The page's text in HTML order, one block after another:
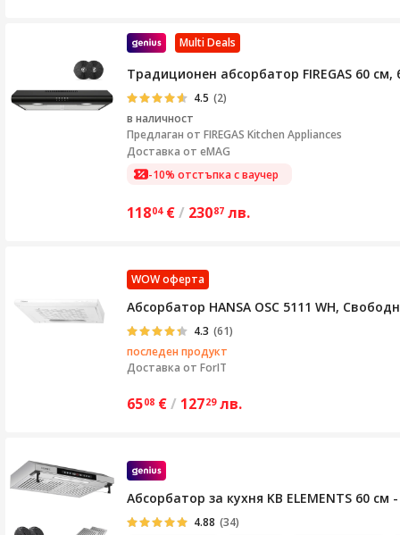
Multi Deals
Традиционен абсорбатор FIREGAS 60
4.5 (2)
в наличност
Предлаган от FIREGAS Kitchen Appliances
Доставка от eMAG
-10% отстъпка с ваучер
11804 €/ 23087 лв.
WOW оферта
Абсорбатор HANSA OSC 5111 WH,
4.3 (61)
последен продукт
Доставка от ForIT
6508 €/ 12729 лв.
Абсорбатор за кухня KB ELEMENTS 60
4.88 (34)